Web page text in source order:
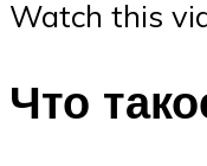
Watch this
Что